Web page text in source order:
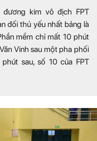
kim vô địch FPT
đối thủ yếu nhất bảng là
mềm chỉ mất 10 phút
Vinh sau một pha phối
sau, số 10 của FPT